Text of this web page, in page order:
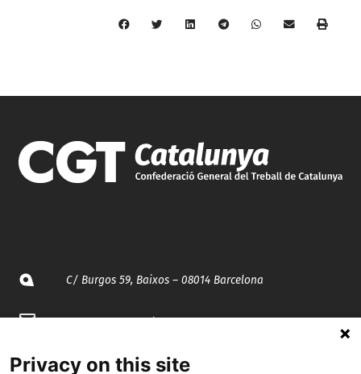
C/ Burgos 59, Baixos – 08014 Barcelona
spccc@spcgtcatalunya.cat
935 120 481
Privacy on this site